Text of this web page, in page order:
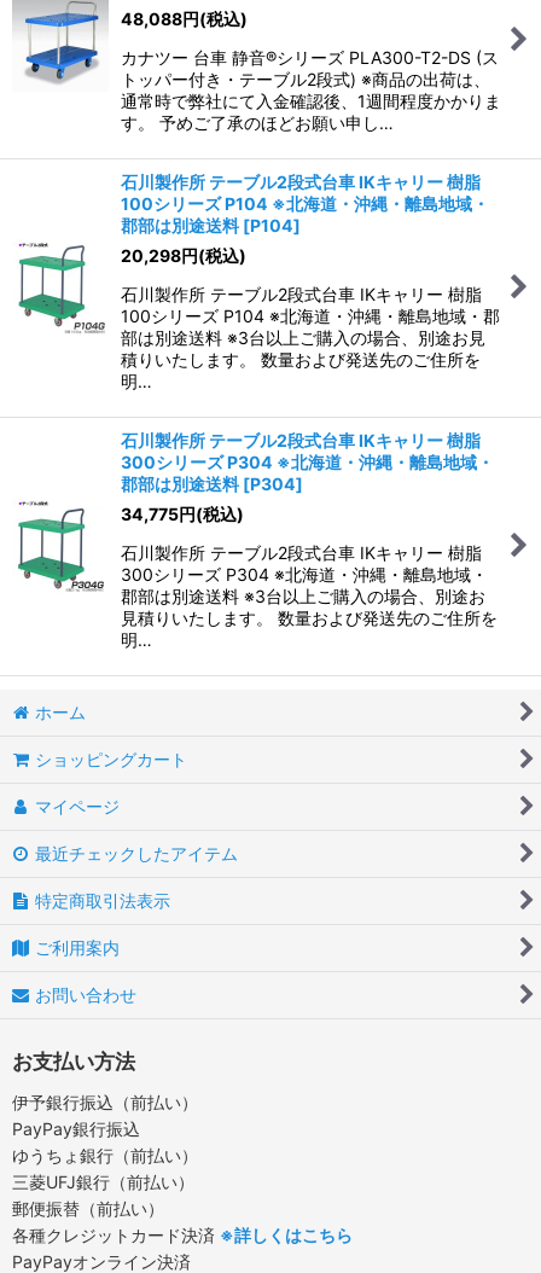
48,088円(税込)
カナツー 台車 静音®シリーズ PLA300-T2-DS (ス
トッパー付き・テーブル2段式) ※商品の出荷は、
通常時で弊社にて入金確認後、1週間程度かかりま
す。 予めご了承のほどお願い申し…
石川製作所 テーブル2段式台車 IKキャリー 樹脂
100シリーズ P104 ※北海道・沖縄・離島地域・
郡部は別途送料 [P104]
20,298円(税込)
石川製作所 テーブル2段式台車 IKキャリー 樹脂
100シリーズ P104 ※北海道・沖縄・離島地域・郡
部は別途送料 ※3台以上ご購入の場合、別途お見
積りいたします。 数量および発送先のご住所を
明…
石川製作所 テーブル2段式台車 IKキャリー 樹脂
300シリーズ P304 ※北海道・沖縄・離島地域・
郡部は別途送料 [P304]
34,775円(税込)
石川製作所 テーブル2段式台車 IKキャリー 樹脂
300シリーズ P304 ※北海道・沖縄・離島地域・
郡部は別途送料 ※3台以上ご購入の場合、別途お
見積りいたします。 数量および発送先のご住所を
明…
ホーム
ショッピングカート
マイページ
最近チェックしたアイテム
特定商取引法表示
ご利用案内
お問い合わせ
お支払い方法
伊予銀行振込（前払い）
PayPay銀行振込
ゆうちょ銀行（前払い）
三菱UFJ銀行（前払い）
郵便振替（前払い）
各種クレジットカード決済 ※詳しくはこちら
PayPayオンライン決済